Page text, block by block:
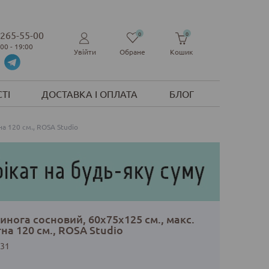
55-00
- 19:00
Увійти Обране
0
Кошик
0
ДОСТАВКА І ОПЛАТА БЛОГ
120 см., ROSA Studio
сосновий, 60х75х125 см., макс.
120 см., ROSA Studio